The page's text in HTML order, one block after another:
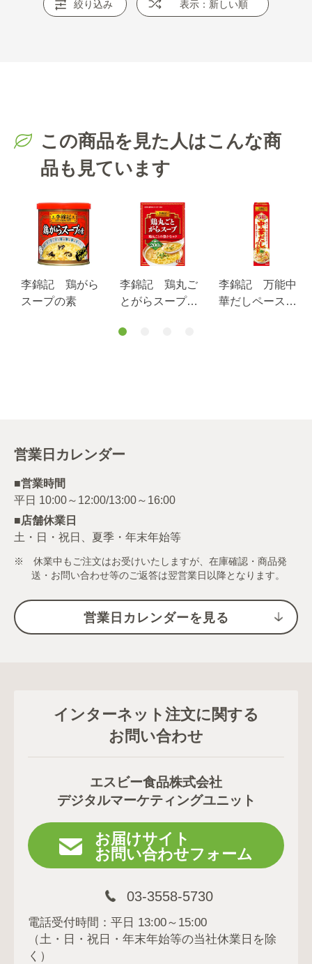
絞り込み 表示：新しい順
この商品を見た人はこんな商
品も見ています
李錦記 鶏がら
スープの素
李錦記 鶏丸ご
とがらスープ
李錦記 万能中
華だしペースト
営業日カレンダー
■営業時間
■店舗休業日
土・日・祝日、夏季・年末年始等
※ 休業中もご注文はお受けいたしますが、在庫確認・商品発
送・お問い合わせ等のご返答は翌営業日以降となります。
営業日カレンダーを見る
インターネット注文に関する
お問い合わせ
エスビー食品株式会社
デジタルマーケティングユニット
お届けサイト
お問い合わせフォーム
03-3558-5730
電話受付時間：平日 13:00～15:00
（土・日・祝日・年末年始等の当社休業日を除
く）